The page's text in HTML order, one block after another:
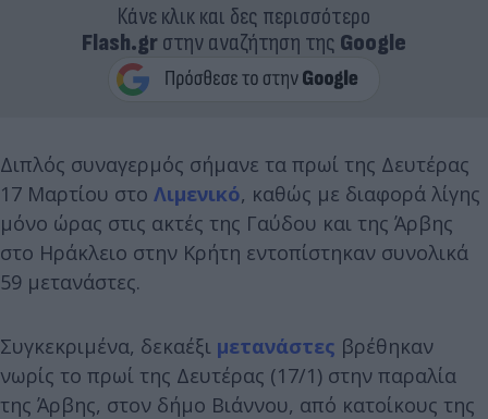
Κάνε κλικ και δες περισσότερο
Flash.grστην αναζήτηση της Google
Διπλός συναγερμός σήμανε τα πρωί της Δευτέρας
17 Μαρτίου στο Λιμενικό, καθώς με διαφορά λίγης
μόνο ώρας στις ακτές της Γαύδου και της Άρβης
στο Ηράκλειο στην Κρήτη εντοπίστηκαν συνολικά
59 μετανάστες.
Συγκεκριμένα, δεκαέξι μετανάστες βρέθηκαν
νωρίς το πρωί της Δευτέρας (17/1) στην παραλία
της Άρβης, στον δήμο Βιάννου, από κατοίκους της